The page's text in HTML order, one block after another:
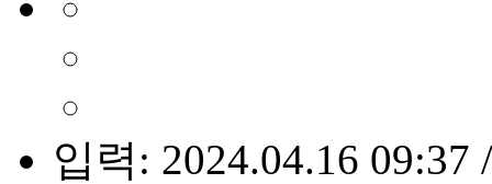
입력: 2024.04.16 09:37